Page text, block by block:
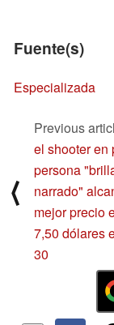
Fuente(s)
Especializada
⟨
Previous
el shooter en
persona
narrado"
mejor precio
7,50 dólares
30